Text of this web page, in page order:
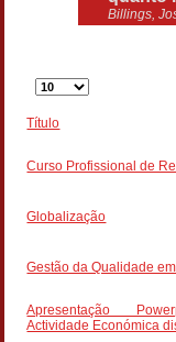
Billings,
Qtd.
mostrar
Título
Curso Profissional de
Globalização
Gestão da Qualidade
Apresentação
Actividade Económica